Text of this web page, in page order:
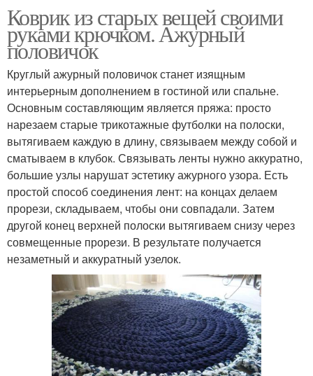
Коврик из старых вещей своими
руками крючком. Ажурный
половичок
Круглый ажурный половичок станет изящным
интерьерным дополнением в гостиной или спальне.
Основным составляющим является пряжа: просто
нарезаем старые трикотажные футболки на полоски,
вытягиваем каждую в длину, связываем между собой и
сматываем в клубок. Связывать ленты нужно аккуратно,
большие узлы нарушат эстетику ажурного узора. Есть
простой способ соединения лент: на концах делаем
прорези, складываем, чтобы они совпадали. Затем
другой конец верхней полоски вытягиваем снизу через
совмещенные прорези. В результате получается
незаметный и аккуратный узелок.